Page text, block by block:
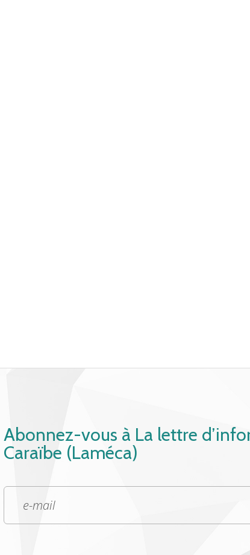
Abonnez-vous à La lettre
Caraïbe (Laméca)